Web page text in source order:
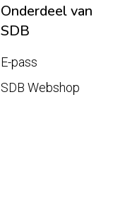
Onderdeel van
SDB
E-pass
SDB Webshop